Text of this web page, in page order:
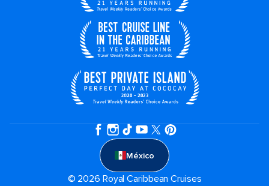
México
© 2026 Royal Caribbean Cruises